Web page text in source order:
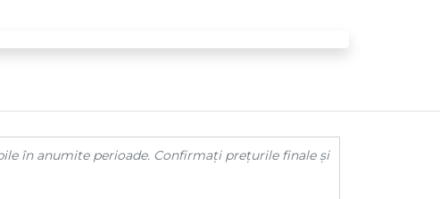
în anumite perioade. Confirmați prețurile finale și